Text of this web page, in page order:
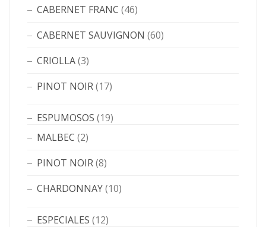
CABERNET FRANC (46)
CABERNET SAUVIGNON (60)
CRIOLLA(3)
PINOT NOIR(17)
ESPUMOSOS (19)
MALBEC (2)
PINOT NOIR(8)
CHARDONNAY(10)
ESPECIALES (12)